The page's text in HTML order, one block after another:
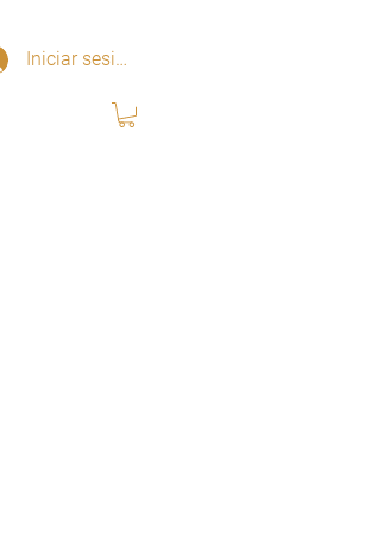
Iniciar sesión